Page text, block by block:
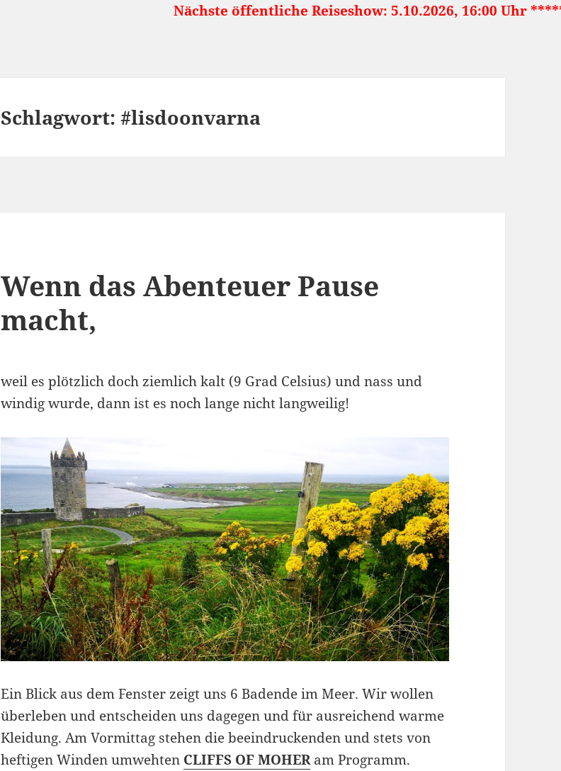
Nächste öffentliche Reiseshow: 5.10.2026, 16:00 Uhr ***** Japan:
Schlagwort:#lisdoonvarna
Wenn das Abenteuer Pause
macht,
weil es plötzlich doch ziemlich kalt (9 Grad Celsius) und nass und
windig wurde, dann ist es noch lange nicht langweilig!
Ein Blick aus dem Fenster zeigt uns 6 Badende im Meer. Wir wollen
überleben und entscheiden uns dagegen und für ausreichend warme
Kleidung. Am Vormittag stehen die beeindruckenden und stets von
heftigen Winden umwehten CLIFFS OF MOHERam Programm.